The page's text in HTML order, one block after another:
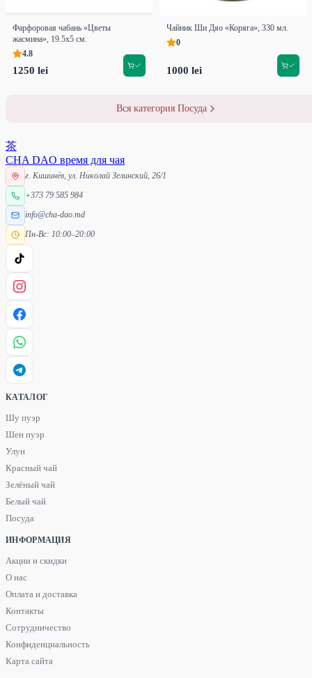
Фарфоровая чабань «Цветы
жасмина», 19.5х5 см.
4.8
1250 lei
Чайник Ши Дяо «Коряга», 330 мл.
0
1000 lei
Вся категория Посуда
茶
CHA DAO время для чая
г. Кишинёв, ул. Николай Зелинский, 26/1
+373 79 585 984
info@cha-dao.md
Пн-Вс: 10:00–20:00
КАТАЛОГ
Шу пуэр
Шен пуэр
Улун
Красный чай
Зелёный чай
Белый чай
Посуда
ИНФОРМАЦИЯ
Акции и скидки
О нас
Оплата и доставка
Контакты
Сотрудничество
Конфиденциальность
Карта сайта